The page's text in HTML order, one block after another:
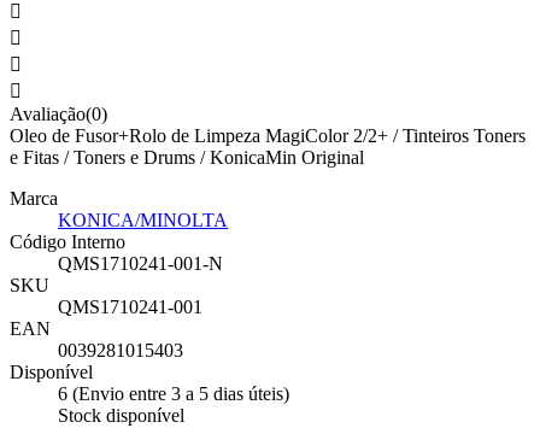




Avaliação(0)
Oleo de Fusor+Rolo de Limpeza MagiColor 2/2+ / Tinteiros Toners
e Fitas / Toners e Drums / KonicaMin Original
Marca
KONICA/MINOLTA
Código Interno
QMS1710241-001-N
SKU
QMS1710241-001
EAN
0039281015403
Disponível
6 (Envio entre 3 a 5 dias úteis)
Stock disponível